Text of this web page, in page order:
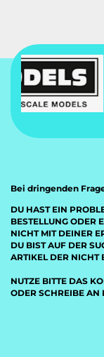
Bei dringenden
DU HAST EIN
BESTELLUNG ODER
NICHT MIT DEINER
DU BIST AUF DER
ARTIKEL DER NICHT
NUTZE BITTE DAS
ODER SCHREIBE